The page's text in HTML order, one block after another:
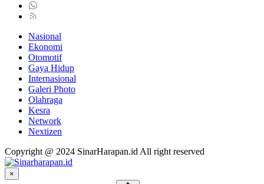
Nasional
Ekonomi
Otomotif
Gaya Hidup
Internasional
Galeri Photo
Olahraga
Kesra
Network
Nextizen
Copyright @ 2024 SinarHarapan.id All right reserved
×